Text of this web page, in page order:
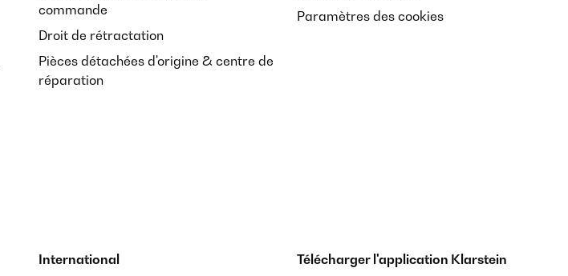
commande
Droit de rétractation
Pièces détachées d'origine & centre de
réparation
Paramètres des cookies
International Télécharger l'application Klarstein